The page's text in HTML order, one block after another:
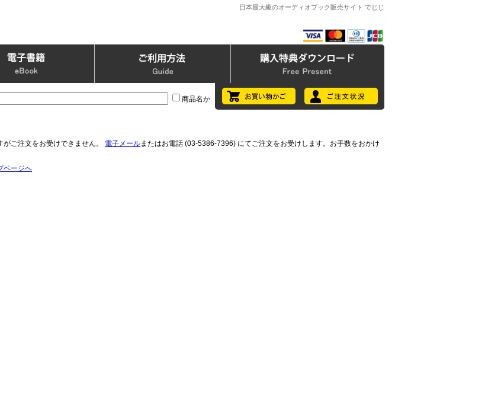
日本最大級のオーディオブック販売サイト でじじ
商品名か
がご注文をお受けできません。 電子メールまたはお電話 (03-5386-7396) にてご注文をお受けします。お手数をおかけ
ページへ